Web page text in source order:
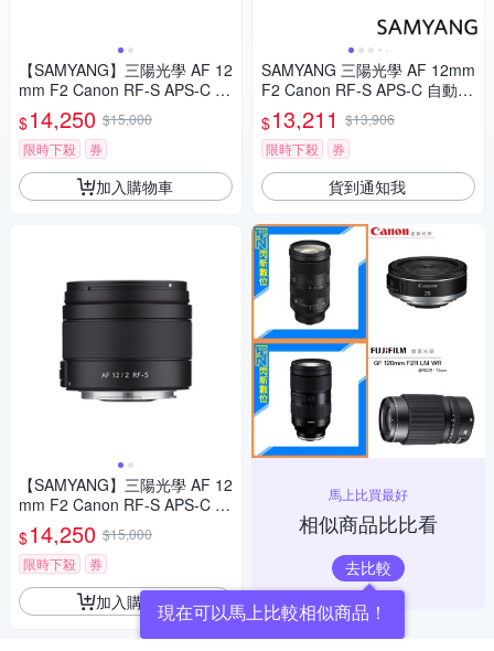
【SAMYANG】三陽光學 AF 12
mm F2 Canon RF-S APS-C 自
動對焦鏡頭 公司貨
$14,250 $15,000
限時下殺
券
加入購物車
【SAMYANG】三陽光學 AF 12
mm F2 Canon RF-S APS-C 自
動對焦鏡頭 公司貨
$14,250 $15,000
限時下殺
券
加入購物車
SAMYANG 三陽光學 AF 12mm
F2 Canon RF-S APS-C 自動對
焦鏡頭 公司貨
$13,211 $13,906
限時下殺
券
貨到通知我
馬上比買最好
相似商品比比看
去比較
現在可以馬上比較相似商品！